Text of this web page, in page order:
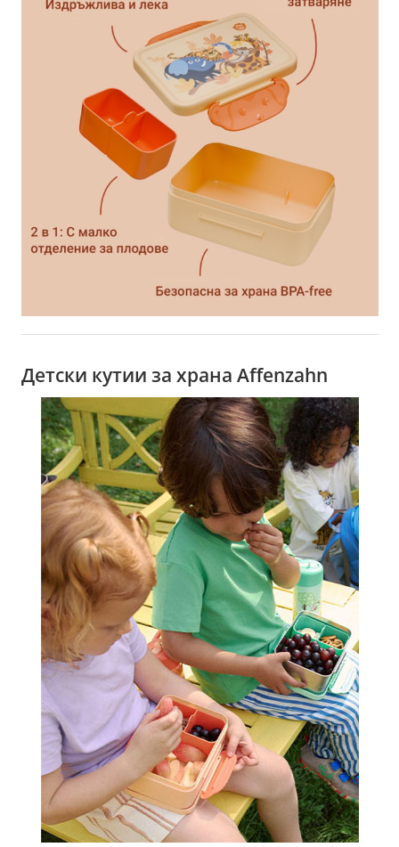
Детски кутии за храна Affenzahn